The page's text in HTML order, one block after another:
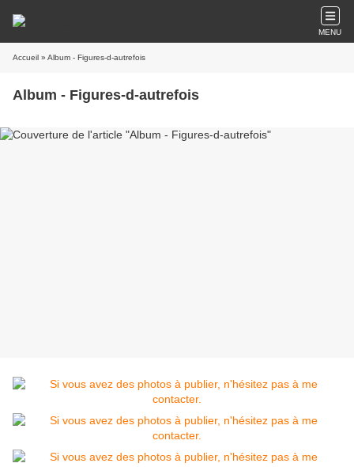
MENU
Accueil » Album - Figures-d-autrefois
Album - Figures-d-autrefois